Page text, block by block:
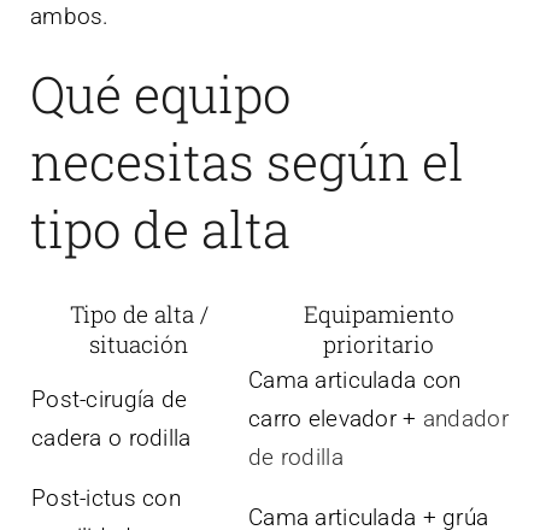
ambos.
Qué equipo
necesitas según el
tipo de alta
Tipo de alta /
situación
Equipamiento
prioritario
Post-cirugía de
cadera o rodilla
Cama articulada con
carro elevador + andador
de rodilla
Post-ictus con
Cama articulada + grúa